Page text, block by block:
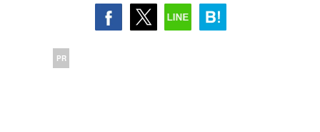
PR